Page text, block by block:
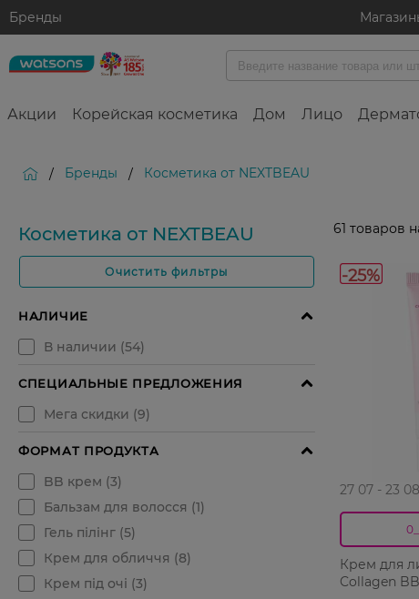
Бренды
Акции Корейская косметика Дом Лицо
/ Бренды / Косметика от NEXTBEAU
Косметика от NEXTBEAU
Очистить фильтры
61 товаров
-25%
27 07 - 23 08
Крем для
Collagen